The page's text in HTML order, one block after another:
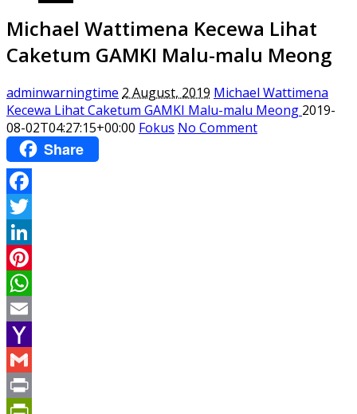
Michael Wattimena Kecewa Lihat
Caketum GAMKI Malu-malu Meong
adminwarningtime 2 August, 2019 Michael Wattimena
Kecewa Lihat Caketum GAMKI Malu-malu Meong 2019-
08-02T04:27:15+00:00 Fokus No Comment
Share
Facebook
Twitter
LinkedIn
Pinterest
WhatsApp
Email
Yahoo
Mail
Gmail